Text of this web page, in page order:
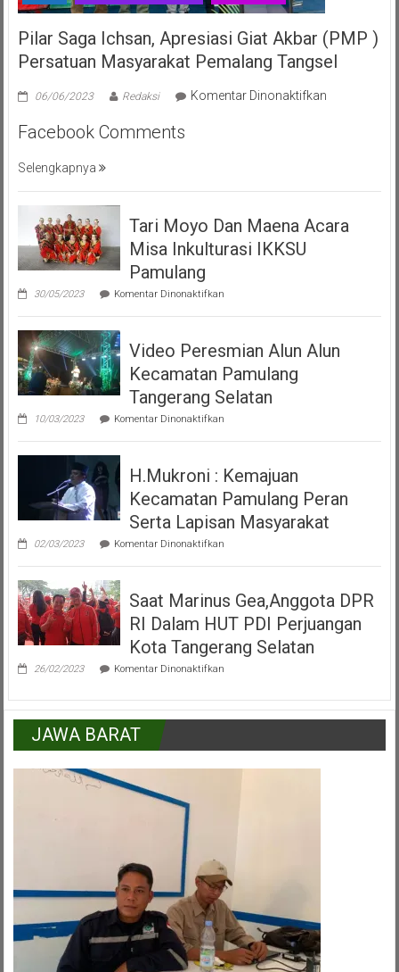
Pilar Saga Ichsan, Apresiasi Giat Akbar (PMP )
Persatuan Masyarakat Pemalang Tangsel
06/06/2023 Redaksi Komentar Dinonaktifkanpada
Giat
(PMP
Tangsel
Facebook Comments
Selengkapnya
Tari Moyo Dan Maena Acara
Misa Inkulturasi IKKSU
Pamulang
30/05/2023 Komentar Dinonaktifkanpada
Moyo
Maena
Misa
Inkulturasi
IKKSU
Pamulang
Video Peresmian Alun Alun
Kecamatan Pamulang
Tangerang Selatan
10/03/2023 Komentar Dinonaktifkanpada
Peresmian
Alun
Kecamatan
Pamulang
Tangerang
Selatan
H.Mukroni : Kemajuan
Kecamatan Pamulang Peran
Serta Lapisan Masyarakat
02/03/2023 Komentar Dinonaktifkanpada
:
Kecamatan
Pamulang
Peran
Lapisan
Masyarakat
Saat Marinus Gea,Anggota DPR
RI Dalam HUT PDI Perjuangan
Kota Tangerang Selatan
26/02/2023 Komentar Dinonaktifkanpada
Gea,Anggota
DPR
Dalam
JAWA BARAT